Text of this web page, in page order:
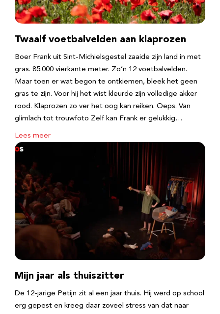
Twaalf voetbalvelden aan klaprozen
Boer Frank uit Sint-Michielsgestel zaaide zijn land in met
gras. 85.000 vierkante meter. Zo’n 12 voetbalvelden.
Maar toen er wat begon te ontkiemen, bleek het geen
gras te zijn. Voor hij het wist kleurde zijn volledige akker
rood. Klaprozen zo ver het oog kan reiken. Oeps. Van
glimlach tot trouwfoto Zelf kan Frank er gelukkig…
Lees meer
Mijn jaar als thuiszitter
De 12-jarige Petijn zit al een jaar thuis. Hij werd op school
erg gepest en kreeg daar zoveel stress van dat naar